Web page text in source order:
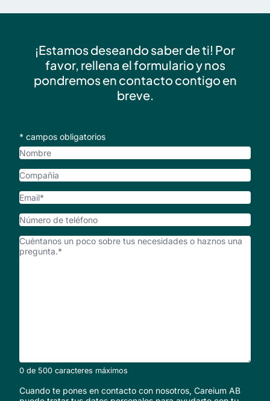
¡Estamos deseando saber de ti! Por
favor, rellena el formulario y nos
pondremos en contacto contigo en
breve.
* campos obligatorios
Nombre
Compañía
Email
Número
teléfono
¿Cómo
podemos
0 de 500 caracteres máximos
Cuando te pones en contacto con nosotros, Careium AB